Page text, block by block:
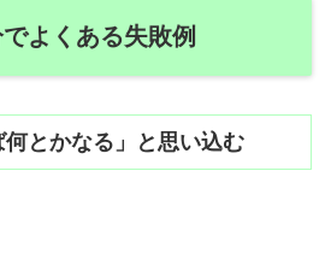
よくある失敗例
何とかなる」と思い込む